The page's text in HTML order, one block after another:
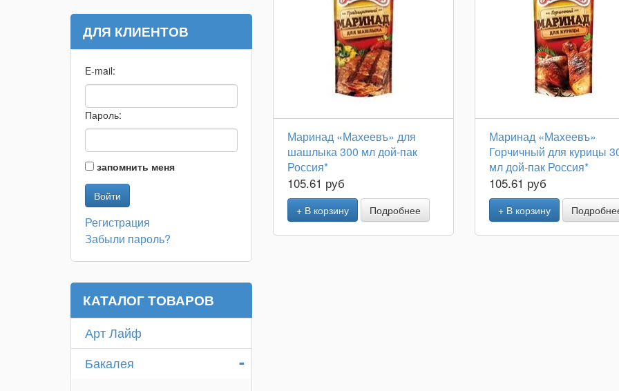
Маринад «Махеевъ» для
шашлыка 300 мл дой-пак
Россия*
105.61 руб
+ В корзину Подробнее
Маринад «Махеевъ»
Горчичный для курицы
мл дой-пак Россия*
105.61 руб
+ В корзину
ДЛЯ КЛИЕНТОВ
E-mail:
Пароль:
запомнить меня
Регистрация
Забыли пароль?
КАТАЛОГ ТОВАРОВ
Арт Лайф
-
Бакалея